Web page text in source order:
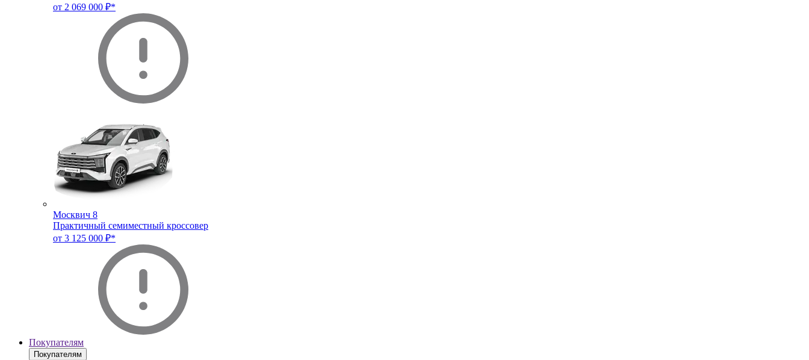
от 2 069 000 ₽*
Москвич 8
Практичный семиместный кроссовер
от 3 125 000 ₽*
Покупателям
Покупателям